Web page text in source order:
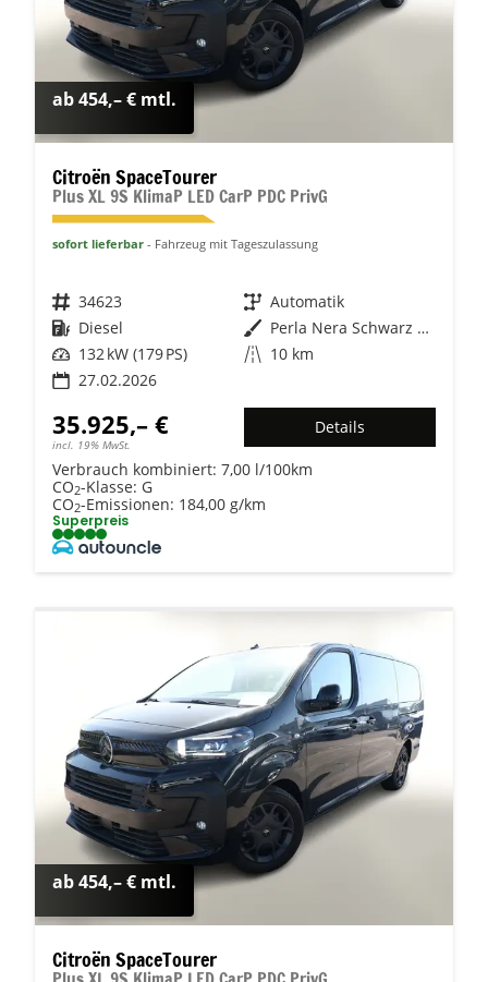
ab 454,– € mtl.
Citroën SpaceTourer
Plus XL 9S KlimaP LED CarP PDC PrivG
sofort lieferbar Fahrzeug mit Tageszulassung
Fahrzeugnr. 34623 Getriebe Automatik
Kraftstoff Diesel Außenfarbe
Perla Nera Schwarz Metallic
Leistung 132 kW (179 PS) Kilometerstand 10 km
27.02.2026
35.925,– €
incl. 19% MwSt.
Details
Verbrauch kombiniert: 7,00 l/100km
CO2-Klasse: G
CO2-Emissionen: 184,00 g/km
Superpreis
ab 454,– € mtl.
Citroën SpaceTourer